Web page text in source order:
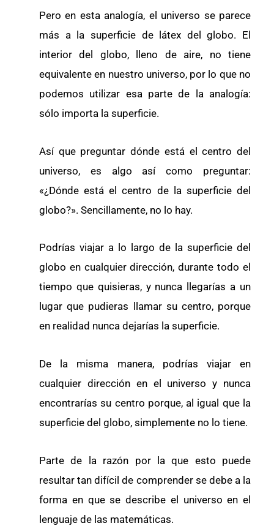
Pero en esta analogía, el universo se parece
más a la superficie de látex del globo. El
interior del globo, lleno de aire, no tiene
equivalente en nuestro universo, por lo que no
podemos utilizar esa parte de la analogía:
sólo importa la superficie.
Así que preguntar dónde está el centro del
universo, es algo así como preguntar:
«¿Dónde está el centro de la superficie del
globo?». Sencillamente, no lo hay.
Podrías viajar a lo largo de la superficie del
globo en cualquier dirección, durante todo el
tiempo que quisieras, y nunca llegarías a un
lugar que pudieras llamar su centro, porque
en realidad nunca dejarías la superficie.
De la misma manera, podrías viajar en
cualquier dirección en el universo y nunca
encontrarías su centro porque, al igual que la
superficie del globo, simplemente no lo tiene.
Parte de la razón por la que esto puede
resultar tan difícil de comprender se debe a la
forma en que se describe el universo en el
lenguaje de las matemáticas.